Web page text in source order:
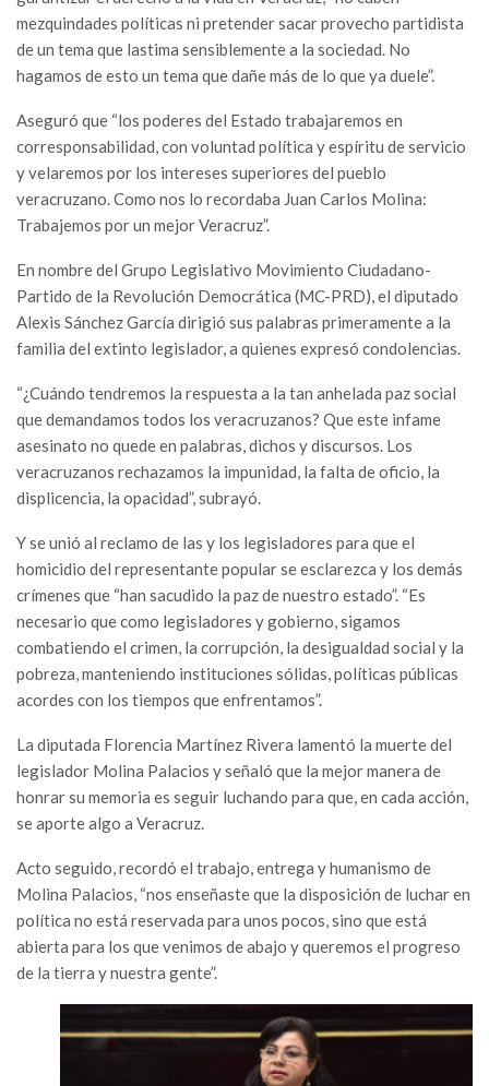
mezquindades políticas ni pretender sacar provecho partidista
de un tema que lastima sensiblemente a la sociedad. No
hagamos de esto un tema que dañe más de lo que ya duele”.
Aseguró que “los poderes del Estado trabajaremos en
corresponsabilidad, con voluntad política y espíritu de servicio
y velaremos por los intereses superiores del pueblo
veracruzano. Como nos lo recordaba Juan Carlos Molina:
Trabajemos por un mejor Veracruz”.
En nombre del Grupo Legislativo Movimiento Ciudadano-
Partido de la Revolución Democrática (MC-PRD), el diputado
Alexis Sánchez García dirigió sus palabras primeramente a la
familia del extinto legislador, a quienes expresó condolencias.
“¿Cuándo tendremos la respuesta a la tan anhelada paz social
que demandamos todos los veracruzanos? Que este infame
asesinato no quede en palabras, dichos y discursos. Los
veracruzanos rechazamos la impunidad, la falta de oficio, la
displicencia, la opacidad”, subrayó.
Y se unió al reclamo de las y los legisladores para que el
homicidio del representante popular se esclarezca y los demás
crímenes que “han sacudido la paz de nuestro estado”. “Es
necesario que como legisladores y gobierno, sigamos
combatiendo el crimen, la corrupción, la desigualdad social y la
pobreza, manteniendo instituciones sólidas, políticas públicas
acordes con los tiempos que enfrentamos”.
La diputada Florencia Martínez Rivera lamentó la muerte del
legislador Molina Palacios y señaló que la mejor manera de
honrar su memoria es seguir luchando para que, en cada acción,
se aporte algo a Veracruz.
Acto seguido, recordó el trabajo, entrega y humanismo de
Molina Palacios, “nos enseñaste que la disposición de luchar en
política no está reservada para unos pocos, sino que está
abierta para los que venimos de abajo y queremos el progreso
de la tierra y nuestra gente”.